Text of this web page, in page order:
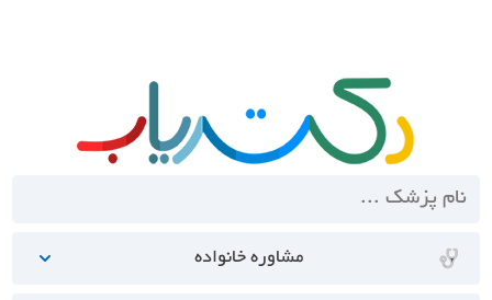
مشاوره خانواده